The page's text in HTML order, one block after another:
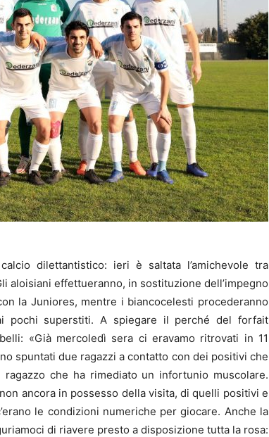
dilettantistico: ieri è saltata l’amichevole tra
aloisiani effettueranno, in sostituzione dell’impegno
la Juniores, mentre i biancocelesti procederanno
pochi superstiti. A spiegare il perché del forfait
«Già mercoledì sera ci eravamo ritrovati in 11
spuntati due ragazzi a contatto con dei positivi che
che ha rimediato un infortunio muscolare.
ancora in possesso della visita, di quelli positivi e
le condizioni numeriche per giocare. Anche la
di riavere presto a disposizione tutta la rosa: